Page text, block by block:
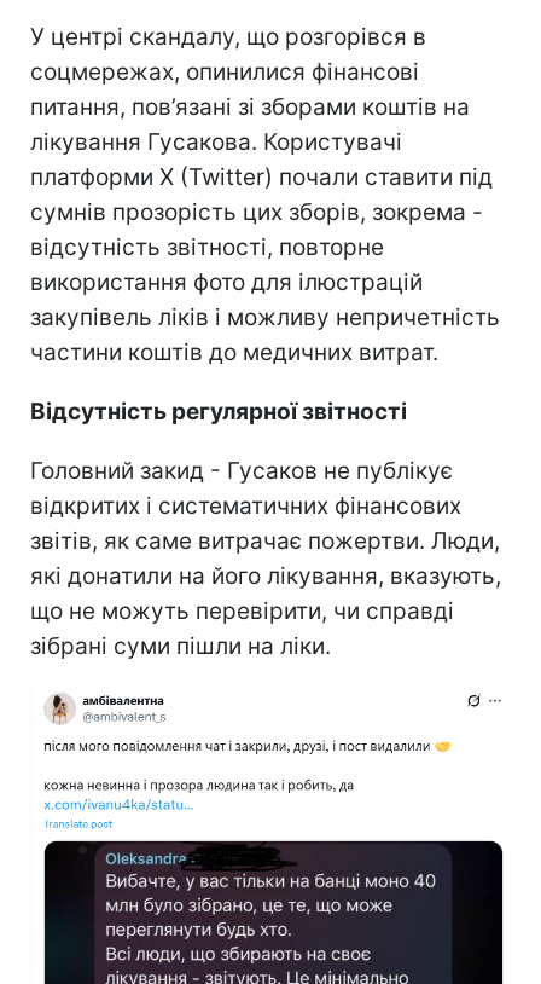
У центрі скандалу, що розгорівся в
соцмережах, опинилися фінансові
питання, пов’язані зі зборами коштів на
лікування Гусакова. Користувачі
платформи X (Twitter) почали ставити під
сумнів прозорість цих зборів, зокрема -
відсутність звітності, повторне
використання фото для ілюстрацій
закупівель ліків і можливу непричетність
частини коштів до медичних витрат.
Відсутність регулярної звітності
Головний закид - Гусаков не публікує
відкритих і систематичних фінансових
звітів, як саме витрачає пожертви. Люди,
які донатили на його лікування, вказують,
що не можуть перевірити, чи справді
зібрані суми пішли на ліки.